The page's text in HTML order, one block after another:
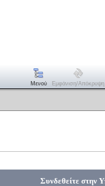
Μενού Εμφάνιση/απόκρυψη